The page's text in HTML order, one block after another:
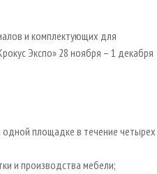
и комплектующих для
Экспо» 28 ноября – 1 декабря
одной площадке в течение четырех
и производства мебели;